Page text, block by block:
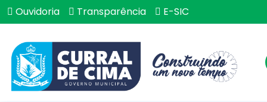
Ouvidoria Transparência E-SIC